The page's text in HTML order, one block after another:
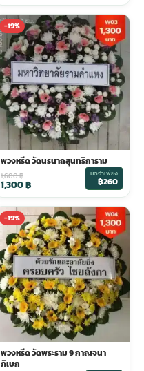
-19%
พวงหรีด วัดนรนาถสุนทริการาม
1,600฿
1,300฿
มัดจำเพียง
฿260
-19%
พวงหรีด วัดพระราม 9 กาญจนา
ภิเษก